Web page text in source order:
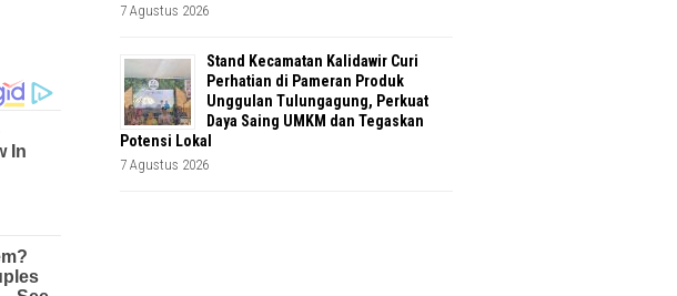
7 Agustus 2026
Stand Kecamatan Kalidawir Curi
Perhatian di Pameran Produk
Unggulan Tulungagung, Perkuat
Daya Saing UMKM dan Tegaskan
Potensi Lokal
7 Agustus 2026